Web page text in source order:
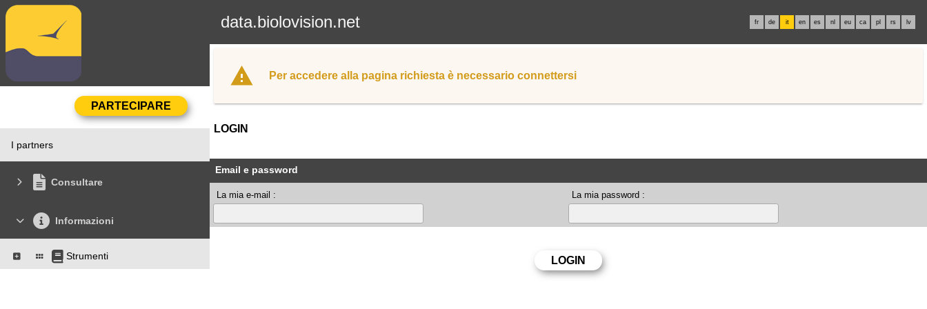
data.biolovision.net fr de it en es nl eu ca pl rs lv
I partners
Consultare
Informazioni
Strumenti
Per accedere alla pagina richiesta è necessario connettersi
LOGIN
Email e password
La mia e-mail : La mia password :